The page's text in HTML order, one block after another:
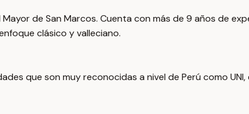
de San Marcos. Cuenta con más de 9 años de
clásico y valleciano.
que son muy reconocidas a nivel de Perú como UNI,